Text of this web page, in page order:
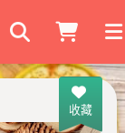
搜尋商家
收藏